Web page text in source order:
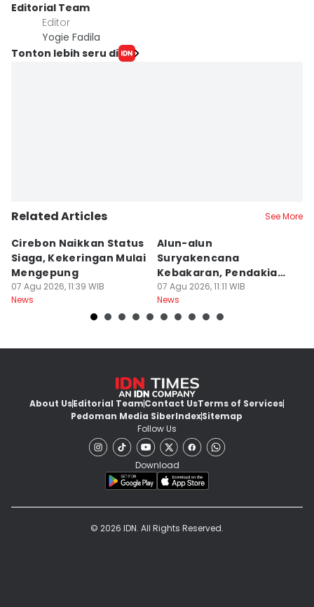
Editorial Team
Editor
Yogie Fadila
Tonton lebih seru di
Related Articles See More
Cirebon Naikkan Status
Siaga, Kekeringan Mulai
Mengepung
07 Agu 2026, 11:39 WIB
News
Alun-alun
Suryakencana
Kebakaran, Pendakian
Gunung Gede Ditutup!
07 Agu 2026, 11:11 WIB
News
About UsEditorial TeamContact UsTerms of Services
Pedoman Media SiberIndexSitemap
Follow Us
Download
© 2026 IDN. All Rights Reserved.